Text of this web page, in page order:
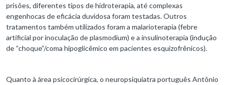
prisões, diferentes tipos de hidroterapia, até complexas
engenhocas de eficácia duvidosa foram testadas. Outros
tratamentos também utilizados foram a malarioterapia (febre
artificial por inoculação de plasmodium) e a insulinoterapia (indução
de “choque”/coma hipoglicêmico em pacientes esquizofrênicos).
Quanto à área psicocirúrgica, o neuropsiquiatra português Antônio